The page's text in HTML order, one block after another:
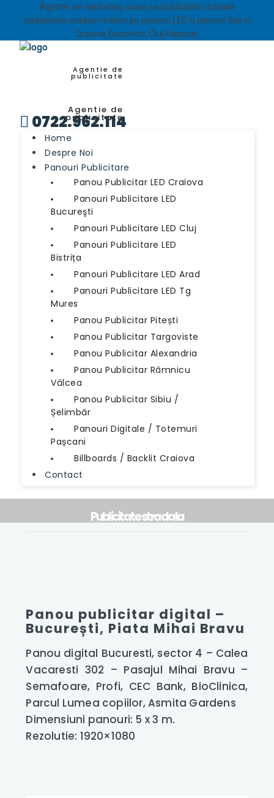
Agentie de marketing axata pe publicitate stradala
(publicitate outdoor/indoor pe panouri LED si panouri fixe in
Craiova, Bucuresti, Cluj-Napoca)
Agentie de
publicitate
Agentie de
publicitate
 0722.962.114
Home
Despre Noi
Panouri Publicitare
Panou Publicitar LED Craiova
Panouri Publicitare LED
Bucureşti
Panouri Publicitare LED Cluj
Panouri Publicitare LED
Bistrița
Panouri Publicitare LED Arad
Panouri Publicitare LED Tg
Mures
Panou Publicitar Pitești
Panou Publicitar Targoviste
Panou Publicitar Alexandria
Panou Publicitar Râmnicu
Vâlcea
Panou Publicitar Sibiu /
Șelimbăr
Panouri Digitale / Totemuri
Pașcani
Billboards / Backlit Craiova
Contact
Publicitate stradala
Panou publicitar digital –
București, Piata Mihai Bravu
Panou digital Bucuresti, sector 4 – Calea
Vacaresti 302 – Pasajul Mihai Bravu –
Semafoare, Profi, CEC Bank, BioClinica,
Parcul Lumea copiilor, Asmita Gardens
Dimensiuni panouri: 5 x 3 m.
Rezolutie: 1920×1080